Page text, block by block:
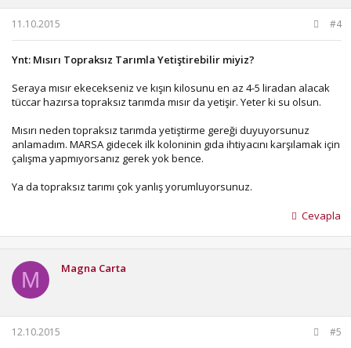
11.10.2015 #4
Ynt: Mısırı Topraksız Tarımla Yetiştirebilir miyiz?
Seraya mısır ekecekseniz ve kışın kilosunu en az 4-5 liradan alacak
tüccar hazırsa topraksız tarımda mısır da yetişir. Yeter ki su olsun.
Mısırı neden topraksız tarımda yetiştirme gereği duyuyorsunuz
anlamadım. MARSA gidecek ilk koloninin gıda ihtiyacını karşılamak için
çalışma yapmıyorsanız gerek yok bence.
Ya da topraksız tarımı çok yanlış yorumluyorsunuz.
Cevapla
M Magna Carta
12.10.2015 #5